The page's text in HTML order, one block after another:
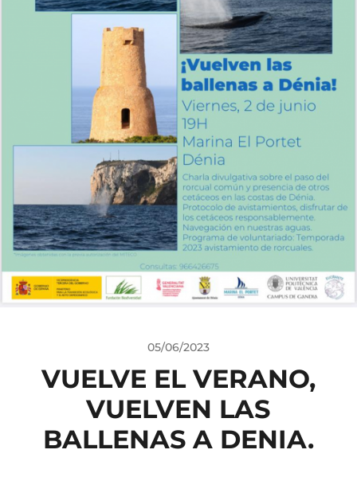
05/06/2023
VUELVE EL VERANO,
VUELVEN LAS
BALLENAS A DENIA.